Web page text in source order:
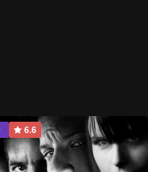
6.6